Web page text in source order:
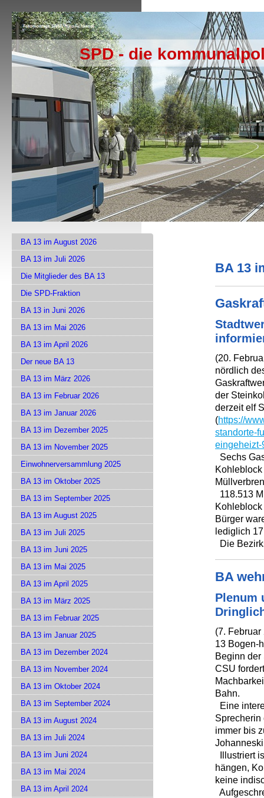
SPD - die
BA 13
(20.
nördlich
der
derzeit elf
(https://
standorte-
Sechs
118.513
Bürger
lediglich
Die
BA
Plenum
(7.
13 Bogen-
Beginn der
CSU
Bahn.
Eine
Sprecherin
immer bis
Illustriert
hängen,
keine
BA 13 im August 2026
BA 13 im Juli 2026
Die Mitglieder des BA 13
Die SPD-Fraktion
BA 13 in Juni 2026
BA 13 im Mai 2026
BA 13 im April 2026
Der neue BA 13
BA 13 im März 2026
BA 13 im Februar 2026
BA 13 im Januar 2026
BA 13 im Dezember 2025
BA 13 im November 2025
Einwohnerversammlung 2025
BA 13 im Oktober 2025
BA 13 im September 2025
BA 13 im August 2025
BA 13 im Juli 2025
BA 13 im Juni 2025
BA 13 im Mai 2025
BA 13 im April 2025
BA 13 im März 2025
BA 13 im Februar 2025
BA 13 im Januar 2025
BA 13 im Dezember 2024
BA 13 im November 2024
BA 13 im Oktober 2024
BA 13 im September 2024
BA 13 im August 2024
BA 13 im Juli 2024
BA 13 im Juni 2024
BA 13 im Mai 2024
BA 13 im April 2024